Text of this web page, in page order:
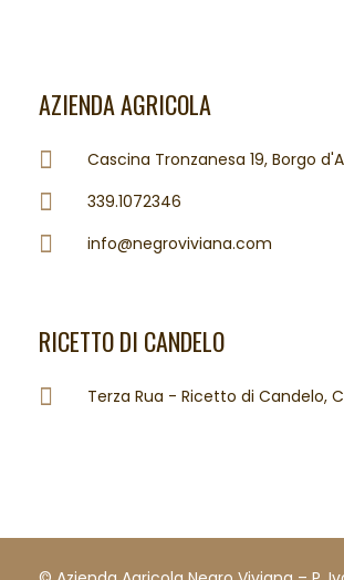
AZIENDA AGRICOLA
Cascina Tronzanesa 19, Borgo
339.1072346
info@negroviviana.com
RICETTO DI CANDELO
Terza Rua - Ricetto di Candelo,